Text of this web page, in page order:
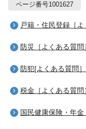
ページ番号1001627
戸籍・住民登録［よ
防災［よくある質問
防犯[よくある質問］
税金［よくある質問
国民健康保険・年金